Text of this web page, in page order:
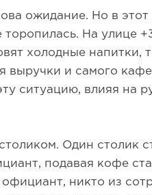
ожидание. Но в
торопилась. На улице
холодные напитки,
выручки и самого
ситуацию, влияя на
Один столик
подавая кофе
никто из